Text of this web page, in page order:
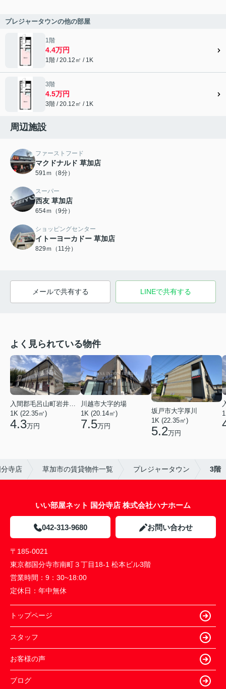
プレジャータウンの他の部屋
1階
4.4万円
1階 / 20.12㎡ / 1K
3階
4.5万円
3階 / 20.12㎡ / 1K
周辺施設
ファーストフード
マクドナルド 草加店
591ｍ（8分）
スーパー
西友 草加店
654ｍ（9分）
ショッピングセンター
イトーヨーカドー 草加店
829ｍ（11分）
メールで共有する LINEで共有する
よく見られている物件
1K (22.35㎡)
4.3万円
川越市大字的場
1K (20.14㎡)
7.5万円
坂戸市大字厚川
1K (22.35㎡)
5.2万円
寺店 草加市の賃貸物件一覧 プレジャータウン 3階
いい部屋ネット 国分寺店 株式会社ハナホーム
042-313-9680 お問い合わせ
〒185-0021
東京都国分寺市南町３丁目18-1 松本ビル3階
営業時間： 9：30~18:00
定休日： 年中無休
トップページ
スタッフ
お客様の声
ブログ